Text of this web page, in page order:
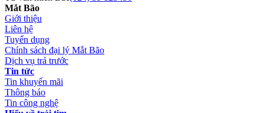
Mắt Bão
Giới thiệu
Liên hệ
Tuyển dụng
Chính sách đại lý Mắt Bão
Dịch vụ trả trước
Tin tức
Tin khuyến mãi
Thông báo
Tin công nghệ